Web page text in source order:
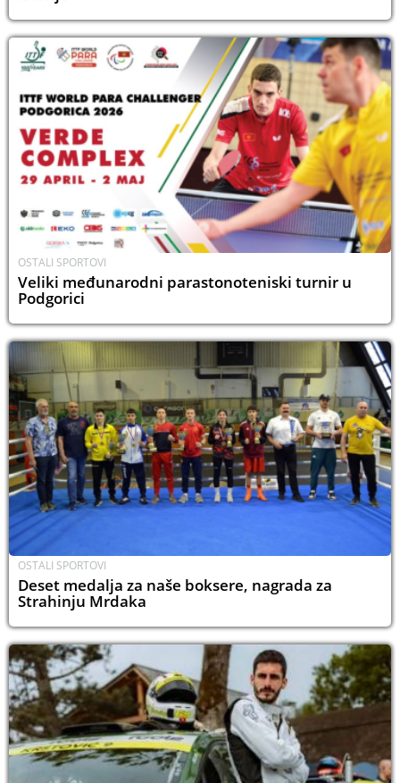
OSTALI SPORTOVI
Veliki međunarodni parastonoteniski turnir u
Podgorici
OSTALI SPORTOVI
Deset medalja za naše boksere, nagrada za
Strahinju Mrdaka